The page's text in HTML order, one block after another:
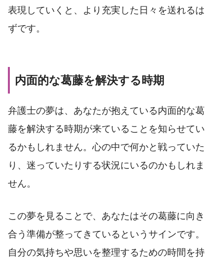
表現していくと、より充実した日々を送れるは
ずです。
内面的な葛藤を解決する時期
弁護士の夢は、あなたが抱えている内面的な葛
藤を解決する時期が来ていることを知らせてい
るかもしれません。心の中で何かと戦っていた
り、迷っていたりする状況にいるのかもしれま
せん。
この夢を見ることで、あなたはその葛藤に向き
合う準備が整ってきているというサインです。
自分の気持ちや思いを整理するための時間を持